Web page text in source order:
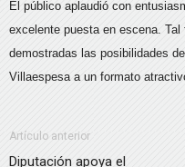
El público aplaudió con
excelente puesta en escena.
demostradas las posibilidades
Villaespesa a un formato
Artículo anterior
Diputación apoya el